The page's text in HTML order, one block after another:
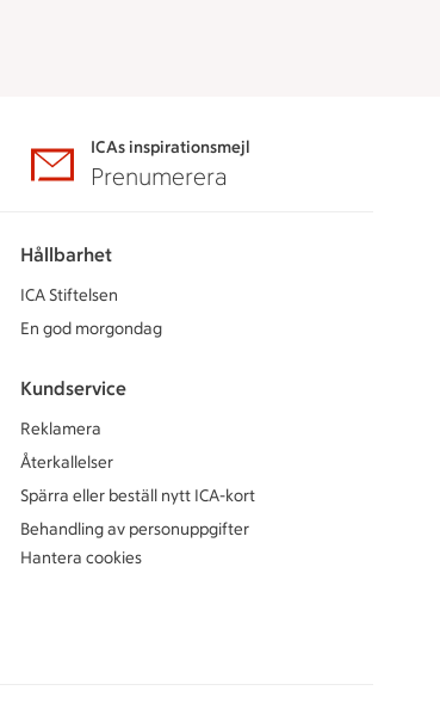
ICAs inspirationsmejl
Prenumerera
Hållbarhet
ICA Stiftelsen
En god morgondag
Kundservice
Reklamera
Återkallelser
Spärra eller beställ nytt ICA-kort
Behandling av personuppgifter
Hantera cookies